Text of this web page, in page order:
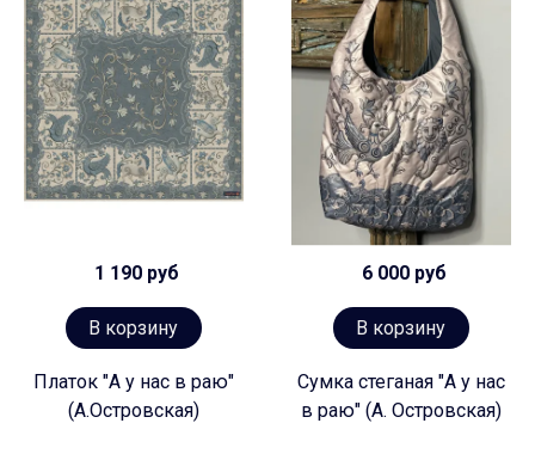
1 190 руб
В корзину
Платок "А у нас в раю"
(А.Островская)
6 000 руб
В корзину
Сумка стеганая "А у нас
в раю" (А. Островская)